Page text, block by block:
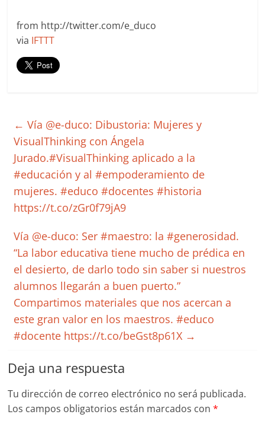
from http://twitter.com/e_duco
via IFTTT
← Vía @e-duco: Dibustoria: Mujeres y
VisualThinking con Ángela
Jurado.#VisualThinking aplicado a la
#educación y al #empoderamiento de
mujeres. #educo #docentes #historia
https://t.co/zGr0f79jA9
Vía @e-duco: Ser #maestro: la #generosidad.
“La labor educativa tiene mucho de prédica en
el desierto, de darlo todo sin saber si nuestros
alumnos llegarán a buen puerto.”
Compartimos materiales que nos acercan a
este gran valor en los maestros. #educo
#docente https://t.co/beGst8p61X →
Deja una respuesta
Tu dirección de correo electrónico no será publicada.
Los campos obligatorios están marcados con*